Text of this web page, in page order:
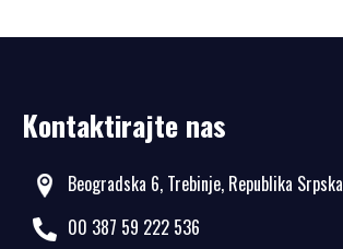
Kontaktirajte nas
Beogradska 6, Trebinje, Republika Srpska
00 387 59 222 536